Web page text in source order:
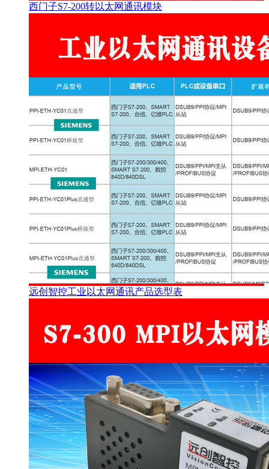
西门子S7-200转以太网通讯模块
远创智控工业以太网通讯产品选型表